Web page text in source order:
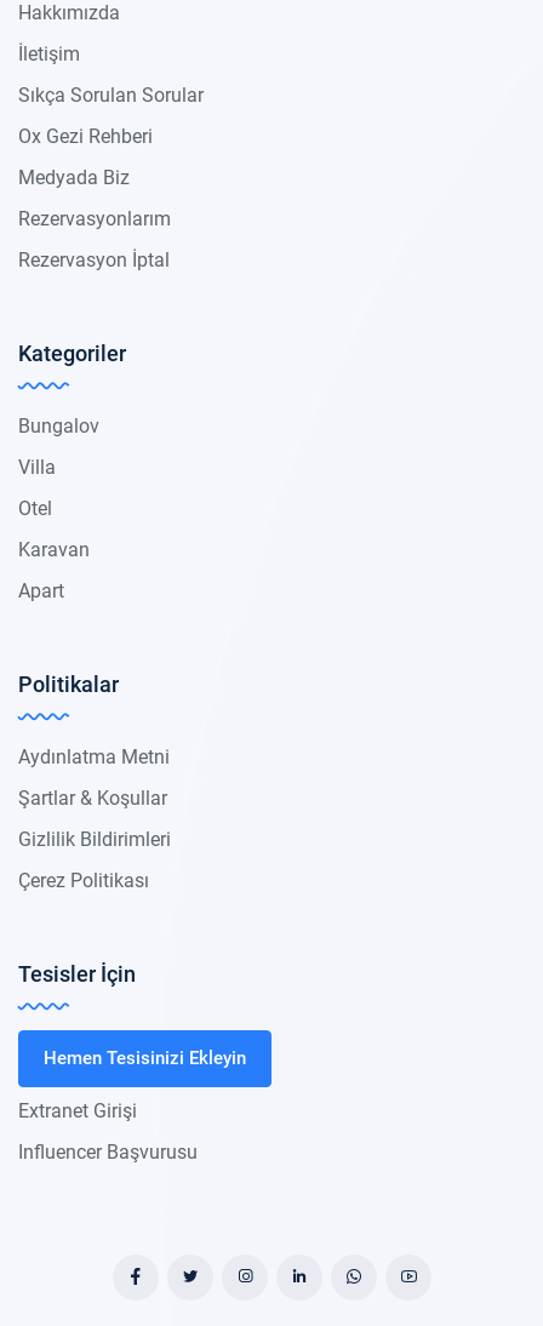
Hakkımızda
İletişim
Sıkça Sorulan Sorular
Ox Gezi Rehberi
Medyada Biz
Rezervasyonlarım
Rezervasyon İptal
Kategoriler
Bungalov
Villa
Otel
Karavan
Apart
Politikalar
Aydınlatma Metni
Şartlar & Koşullar
Gizlilik Bildirimleri
Çerez Politikası
Tesisler İçin
Hemen Tesisinizi Ekleyin
Extranet Girişi
Influencer Başvurusu